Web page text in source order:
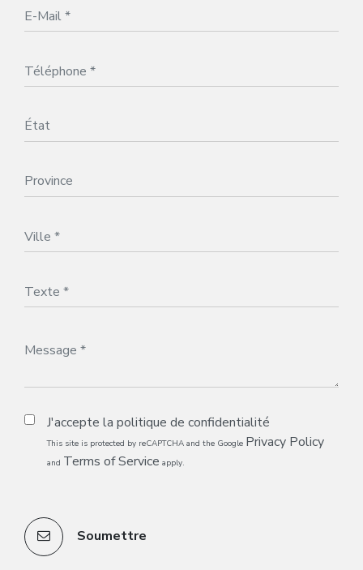
J'accepte la politique de confidentialité
This site is protected by reCAPTCHA and the Google Privacy Policy
and Terms of Service apply.
Soumettre